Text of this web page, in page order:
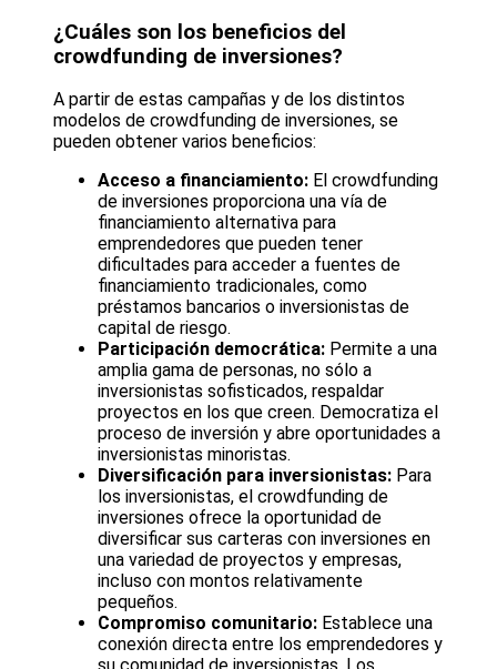
¿Cuáles son los beneficios del
crowdfunding de inversiones?
A partir de estas campañas y de los distintos
modelos de crowdfunding de inversiones, se
pueden obtener varios beneficios:
Acceso a financiamiento: El crowdfunding
de inversiones proporciona una vía de
financiamiento alternativa para
emprendedores que pueden tener
dificultades para acceder a fuentes de
financiamiento tradicionales, como
préstamos bancarios o inversionistas de
capital de riesgo.
Participación democrática: Permite a una
amplia gama de personas, no sólo a
inversionistas sofisticados, respaldar
proyectos en los que creen. Democratiza el
proceso de inversión y abre oportunidades a
inversionistas minoristas.
Diversificación para inversionistas: Para
los inversionistas, el crowdfunding de
inversiones ofrece la oportunidad de
diversificar sus carteras con inversiones en
una variedad de proyectos y empresas,
incluso con montos relativamente
pequeños.
Compromiso comunitario: Establece una
conexión directa entre los emprendedores y